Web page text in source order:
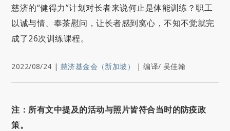
慈济的“健得力”计划对长者来说何止是体能训练？职工
以诚与情、奉茶慰问，让长者感到窝心，不知不觉就完
成了26次训练课程。
2022/08/24 | 慈济基金会（新加坡） |编译/ 吴佳翰
注：所有文中提及的活动与照片皆符合当时的防疫政
策。